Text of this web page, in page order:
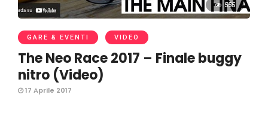
555
GARE & EVENTI VIDEO
The Neo Race 2017 – Finale buggy
nitro (Video)
17 Aprile 2017